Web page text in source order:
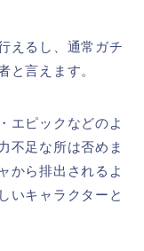
えるし、通常ガチ
と言えます。
エピックなどのよ
不足な所は否めま
から排出されるよ
いキャラクターと